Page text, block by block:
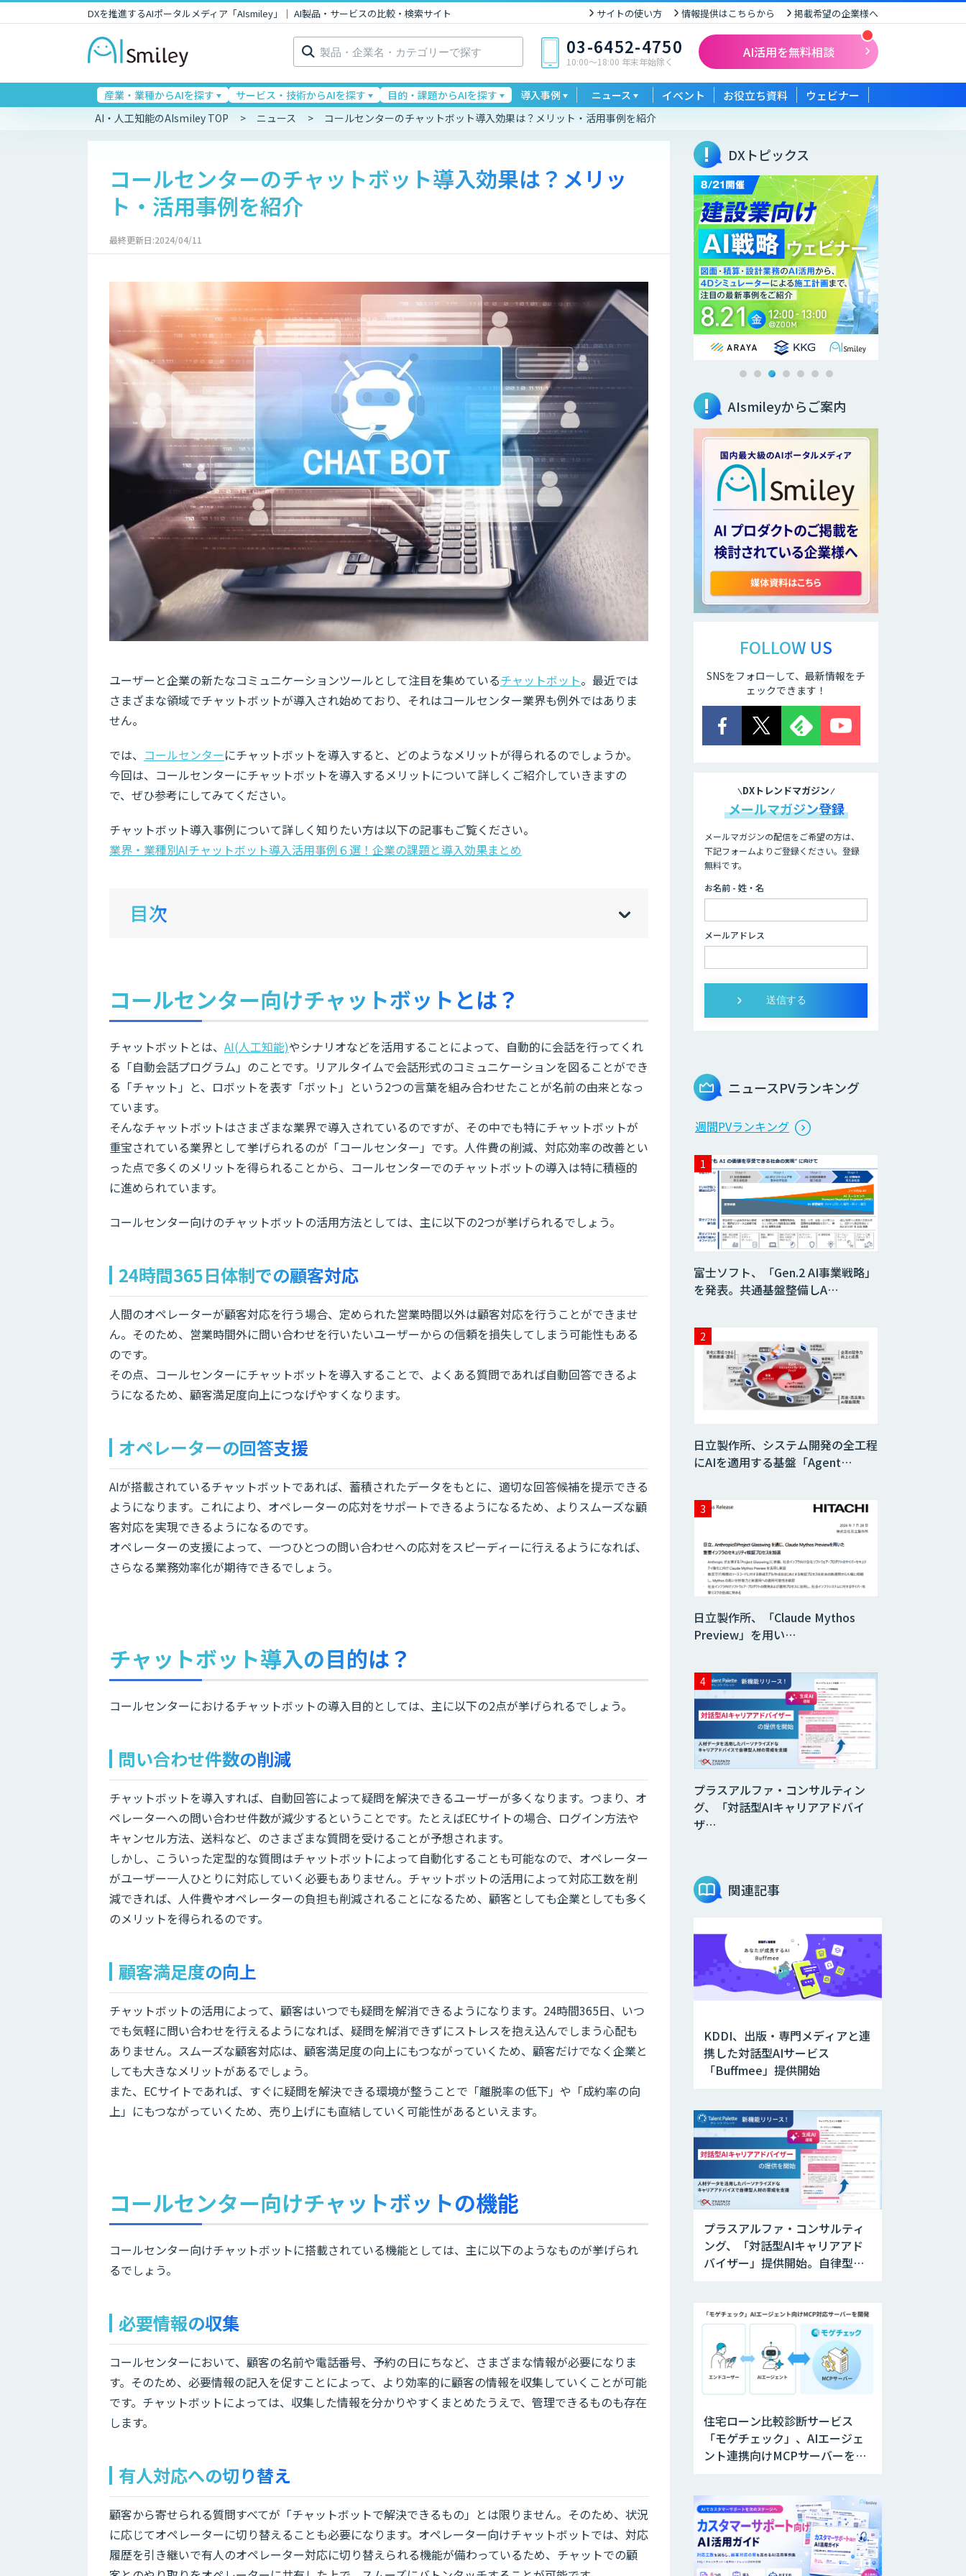
DXを推進するAIポータルメディア「AIsmiley」｜ AI製品・サービスの比較・検索サイト サイトの使い方 情報提供はこちらから 掲載希望の企業様へ
検
索: 03-6452-4750
10:00〜18:00 年末年始除く
AI活用を無料相談
産業・業種からAIを探す サービス・技術からAIを探す 目的・課題からAIを探す 導入事例 ニュース イベント お役立ち資料 ウェビナー
AI・人工知能のAIsmiley TOP ニュース コールセンターのチャットボット導入効果は？メリット・活用事例を紹介
コールセンターのチャットボット導入効果は？メリッ
ト・活用事例を紹介
最終更新日:2024/04/11
ユーザーと企業の新たなコミュニケーションツールとして注目を集めているチャットボット。最近では
さまざまな領域でチャットボットが導入され始めており、それはコールセンター業界も例外ではありま
せん。
では、 コールセンターにチャットボットを導入すると、どのようなメリットが得られるのでしょうか。
今回は、コールセンターにチャットボットを導入するメリットについて詳しくご紹介していきますの
で、ぜひ参考にしてみてください。
チャットボット導入事例について詳しく知りたい方は以下の記事もご覧ください。
業界・業種別AIチャットボット導入活用事例６選！企業の課題と導入効果まとめ
目次 [hi
]
[sh
]
コールセンター向けチャットボットとは？
チャットボットとは、 AI(人工知能)やシナリオなどを活用することによって、自動的に会話を行ってくれ
る「自動会話プログラム」のことです。リアルタイムで会話形式のコミュニケーションを図ることができ
る「チャット」と、ロボットを表す「ボット」という2つの言葉を組み合わせたことが名前の由来となっ
ています。
そんなチャットボットはさまざまな業界で導入されているのですが、その中でも特にチャットボットが
重宝されている業界として挙げられるのが「コールセンター」です。人件費の削減、対応効率の改善とい
った点で多くのメリットを得られることから、コールセンターでのチャットボットの導入は特に積極的
に進められています。
コールセンター向けのチャットボットの活用方法としては、主に以下の2つが挙げられるでしょう。
24時間365日体制での顧客対応
人間のオペレーターが顧客対応を行う場合、定められた営業時間以外は顧客対応を行うことができませ
ん。そのため、営業時間外に問い合わせを行いたいユーザーからの信頼を損失してしまう可能性もある
のです。
その点、コールセンターにチャットボットを導入することで、よくある質問であれば自動回答できるよ
うになるため、顧客満足度向上につなげやすくなります。
オペレーターの回答支援
AIが搭載されているチャットボットであれば、蓄積されたデータをもとに、適切な回答候補を提示できる
ようになります。これにより、オペレーターの応対をサポートできるようになるため、よりスムーズな顧
客対応を実現できるようになるのです。
オペレーターの支援によって、一つひとつの問い合わせへの応対をスピーディーに行えるようになれば、
さらなる業務効率化が期待できるでしょう。
チャットボット導入の目的は？
コールセンターにおけるチャットボットの導入目的としては、主に以下の2点が挙げられるでしょう。
問い合わせ件数の削減
チャットボットを導入すれば、自動回答によって疑問を解決できるユーザーが多くなります。つまり、オ
ペレーターへの問い合わせ件数が減少するということです。たとえばECサイトの場合、ログイン方法や
キャンセル方法、送料など、のさまざまな質問を受けることが予想されます。
しかし、こういった定型的な質問はチャットボットによって自動化することも可能なので、オペレーター
がユーザー一人ひとりに対応していく必要もありません。チャットボットの活用によって対応工数を削
減できれば、人件費やオペレーターの負担も削減されることになるため、顧客としても企業としても多く
のメリットを得られるのです。
顧客満足度の向上
チャットボットの活用によって、顧客はいつでも疑問を解消できるようになります。24時間365日、いつ
でも気軽に問い合わせを行えるようになれば、疑問を解消できずにストレスを抱え込んでしまう心配も
ありません。スムーズな顧客対応は、顧客満足度の向上にもつながっていくため、顧客だけでなく企業と
しても大きなメリットがあるでしょう。
また、ECサイトであれば、すぐに疑問を解決できる環境が整うことで「離脱率の低下」や「成約率の向
上」にもつながっていくため、売り上げにも直結していく可能性があるといえます。
コールセンター向けチャットボットの機能
コールセンター向けチャットボットに搭載されている機能としては、主に以下のようなものが挙げられ
るでしょう。
必要情報の収集
コールセンターにおいて、顧客の名前や電話番号、予約の日にちなど、さまざまな情報が必要になりま
す。そのため、必要情報の記入を促すことによって、より効率的に顧客の情報を収集していくことが可能
です。チャットボットによっては、収集した情報を分かりやすくまとめたうえで、管理できるものも存在
します。
有人対応への切り替え
顧客から寄せられる質問すべてが「チャットボットで解決できるもの」とは限りません。そのため、状況
に応じてオペレーターに切り替えることも必要になります。オペレーター向けチャットボットでは、対応
履歴を引き継いで有人のオペレーター対応に切り替えられる機能が備わっているため、チャットでの顧
DXトピックス
AIsmileyからご案内
FOLLOW US
SNSをフォローして、最新情報をチ
ェックできます！
DXトレンドマガジン
メールマガジン登録
メールマガジンの配信をご希望の方は、
下記フォームよりご登録ください。登録
無料です。
お名前 - 姓・名
メールアドレス
ニュースPVランキング
週間PVランキング
富士ソフト、「Gen.2 AI事業戦略」
を発表。共通基盤整備しA…
日立製作所、システム開発の全工程
にAIを適用する基盤「Agent…
日立製作所、「Claude Mythos
Preview」を用い…
プラスアルファ・コンサルティン
グ、「対話型AIキャリアアドバイ
ザ…
関連記事
KDDI、出版・専門メディアと連
携した対話型AIサービス
「Buffmee」提供開始
プラスアルファ・コンサルティ
ング、「対話型AIキャリアアド
バイザー」提供開始。自律型人
住宅ローン比較診断サービス
「モゲチェック」、AIエージェ
ント連携向けMCPサーバーを公